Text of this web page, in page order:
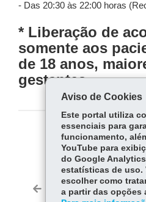
- Das 20:30 às 22:00 horas
* Liberação de
somente aos
de 18 anos,
gestantes.
Fa
ce
bo
Voltar Início
Aviso de Cookies
Este portal utiliza
essenciais para
funcionamento,
YouTube para
do Google
estatísticas de uso.
escolher como
a partir das opções